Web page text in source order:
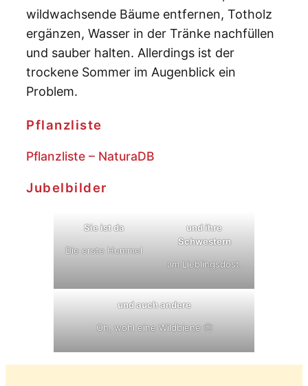
wildwachsende Bäume entfernen, Totholz
ergänzen, Wasser in der Tränke nachfüllen
und sauber halten. Allerdings ist der
trockene Sommer im Augenblick ein
Problem.
Pflanzliste
Pflanzliste – NaturaDB
Jubelbilder
Sie ist da
Die erste Hummel
und ihre
Schwestern
am Lieblingsdost.
und auch andere
Oh, wohl eine Wildbiene 🙂